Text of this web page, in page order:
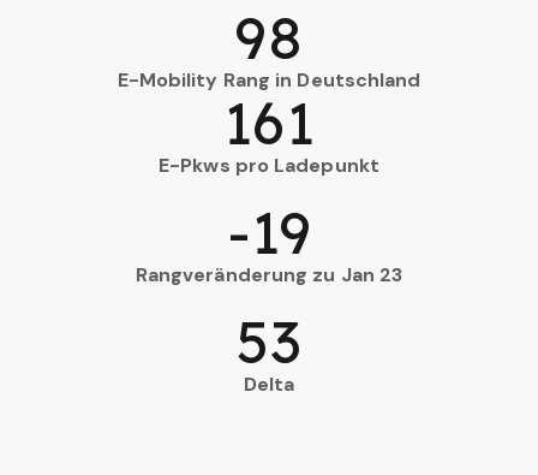
E-Mobility Rang in Deutschland
98
E-Pkws pro Ladepunkt
161
Rangveränderung zu Jan 23
-19
Delta
53